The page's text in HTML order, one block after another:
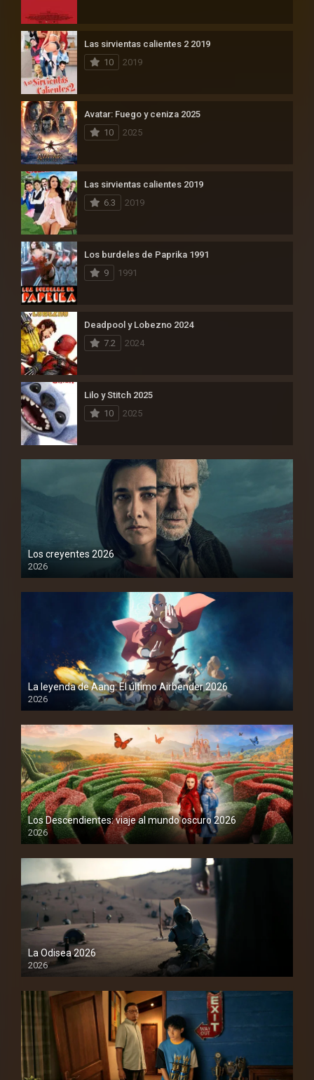
Las sirvientas calientes 2 2019
10
2019
Avatar: Fuego y ceniza 2025
10
2025
Las sirvientas calientes 2019
6.3
2019
Los burdeles de Paprika 1991
9
1991
Deadpool y Lobezno 2024
7.2
2024
Lilo y Stitch 2025
10
2025
Los creyentes 2026
2026
1080P
La leyenda de Aang: El último Airbender 2026
2026
1080P
Los Descendientes: viaje al mundo oscuro 2026
2026
1080P
La Odisea 2026
2026
1080P